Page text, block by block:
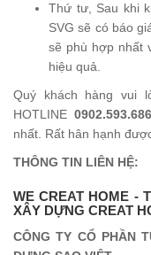
Thứ tư, Sau khi
SVG sẽ có báo
sẽ phù hợp nhất
hiệu quả.
Quý khách hàng vui
HOTLINE
nhất. Rất hân hạnh
THÔNG TIN LIÊN HỆ:
WE CREAT HOME -
XÂY DỰNG CREAT
CÔNG TY CỔ PHẦN